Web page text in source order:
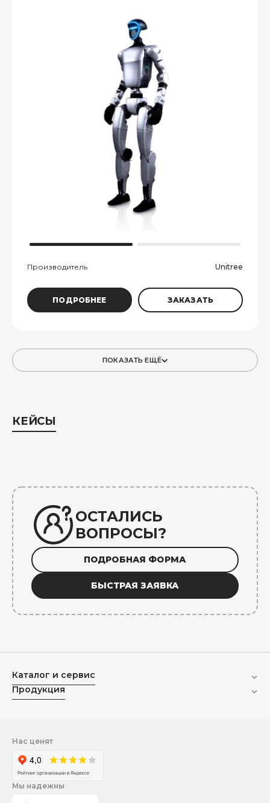
Производитель Unitree
ПОДРОБНЕЕ ЗАКАЗАТЬ
ПОКАЗАТЬ ЕЩЁ
КЕЙСЫ
ОСТАЛИСЬ
ВОПРОСЫ?
ПОДРОБНАЯ ФОРМА
БЫСТРАЯ ЗАЯВКА
Нас ценят
Мы надежны
Каталог и сервис
Продукция